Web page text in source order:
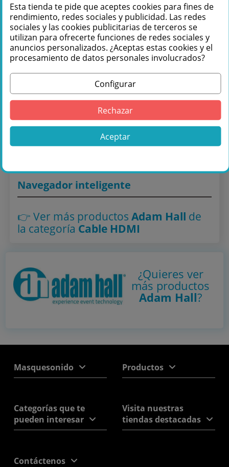
Te podemos ayudar
+34 976 36 61 60
Comprar Adam Hall Cables 3 STAR CAT6A
30m - en Másquesonido con envío rápido
Lo encuentras también en: ,Cable HDMI
Navegador inteligente
👉 Ver más productos Adam Hall de
la categoría Cable HDMI
¿Quieres ver
más productos
Adam Hall?
Masquesonido Productos
Categorías que te
pueden interesar
Visita nuestras
tiendas destacadas
Contáctenos
Esta tienda te pide que aceptes cookies para fines de
rendimiento, redes sociales y publicidad. Las redes
sociales y las cookies publicitarias de terceros se
utilizan para ofrecerte funciones de redes sociales y
anuncios personalizados. ¿Aceptas estas cookies y el
procesamiento de datos personales involucrados?
Configurar
Rechazar
Aceptar